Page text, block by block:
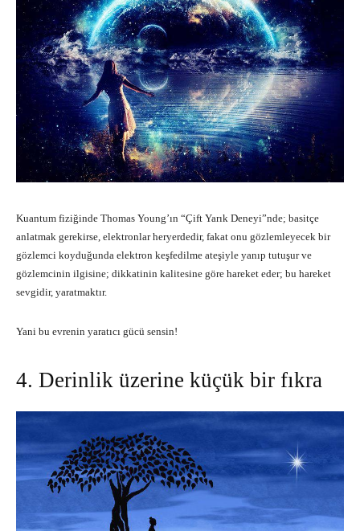
Kuantum fiziğinde Thomas Young’ın “Çift Yarık Deneyi”nde; basitçe
anlatmak gerekirse, elektronlar heryerdedir, fakat onu gözlemleyecek bir
gözlemci koyduğunda elektron keşfedilme ateşiyle yanıp tutuşur ve
gözlemcinin ilgisine; dikkatinin kalitesine göre hareket eder; bu hareket
sevgidir, yaratmaktır.
Yani bu evrenin yaratıcı gücü sensin!
4. Derinlik üzerine küçük bir fıkra